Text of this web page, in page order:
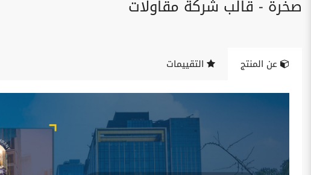
صخرة - قالب شركة مقاولات
عن المنتج التقييمات